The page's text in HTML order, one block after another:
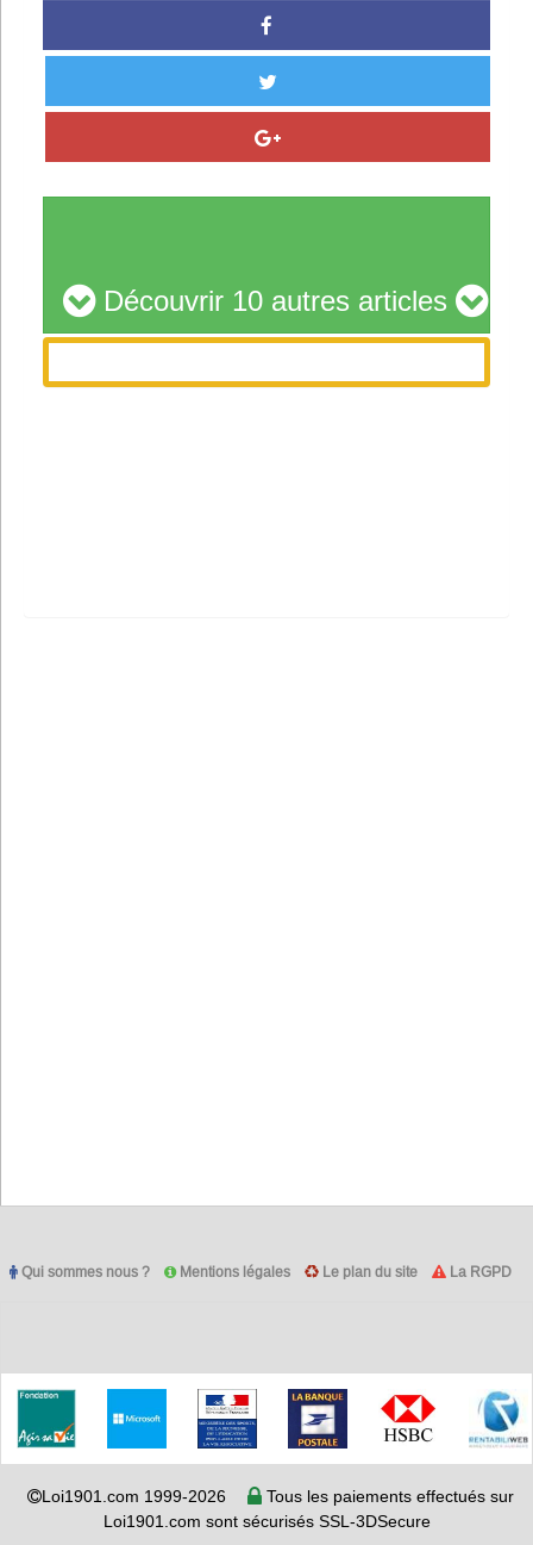
Découvrir 10 autres articles
Qui sommes nous ? Mentions légales Le plan du site La RGPD
Loi1901.com 1999-2026
Tous les paiements effectués sur
Loi1901.com sont sécurisés SSL-3DSecure